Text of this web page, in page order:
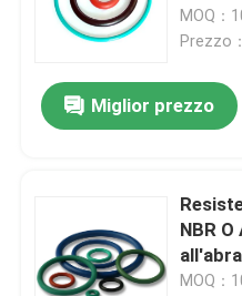
Casa
Video
MOQ：
Prezzo
Miglior prezzo
NBR
MOQ：